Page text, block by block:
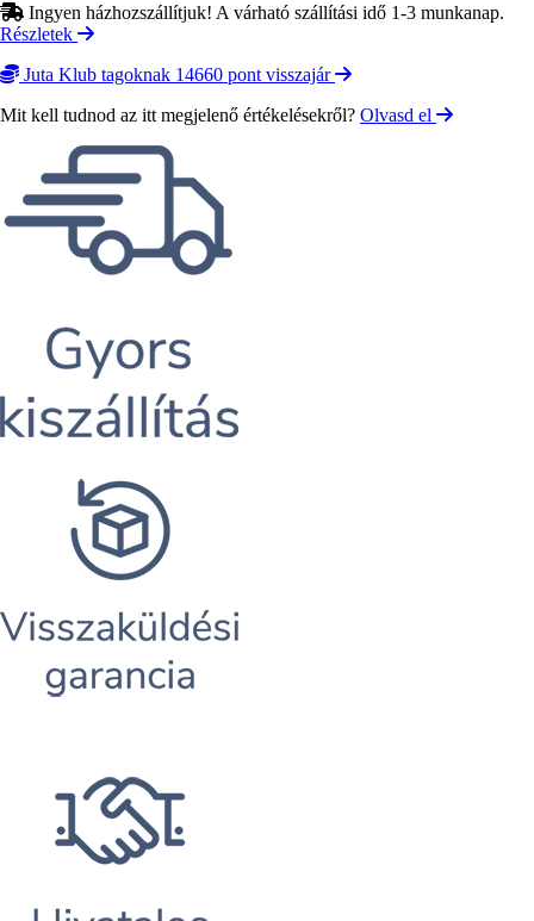
Ingyen házhozszállítjuk! A várható szállítási idő 1-3 munkanap.
Részletek
Juta Klub tagoknak 14660 pont visszajár
Mit kell tudnod az itt megjelenő értékelésekről? Olvasd el